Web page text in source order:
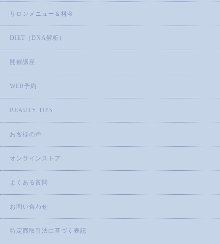
サロンメニュー＆料金
DIET（DNA解析）
開催講座
WEB予約
BEAUTY TIPS
お客様の声
オンラインストア
よくある質問
お問い合わせ
特定商取引法に基づく表記